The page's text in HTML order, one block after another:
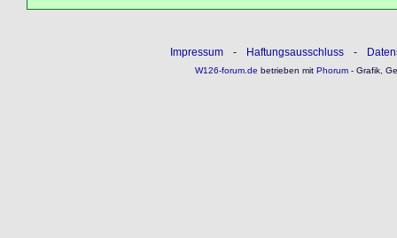
Impressum - Haftungsausschluss -
W126-forum.de betrieben mitPhorum- Grafik,